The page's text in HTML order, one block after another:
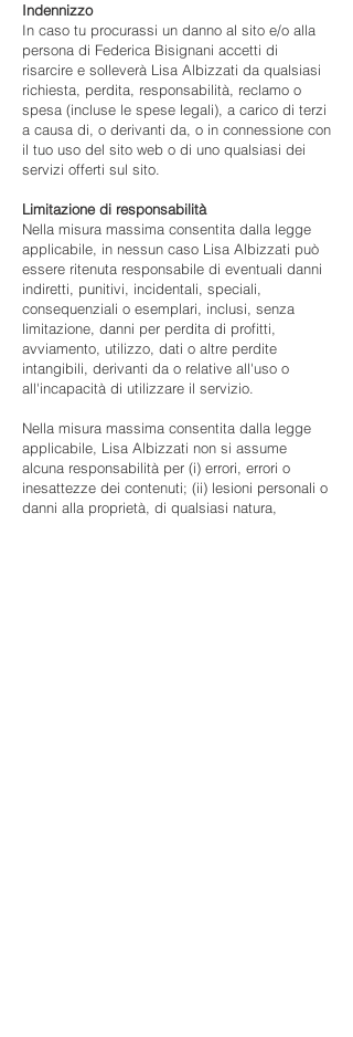
Indennizzo
In caso tu procurassi un danno al sito e/o alla
persona di Federica Bisignani accetti di
risarcire e solleverà Lisa Albizzati da qualsiasi
richiesta, perdita, responsabilità, reclamo o
spesa (incluse le spese legali), a carico di terzi
a causa di, o derivanti da, o in connessione con
il tuo uso del sito web o di uno qualsiasi dei
servizi offerti sul sito.
Limitazione di responsabilità
Nella misura massima consentita dalla legge
applicabile, in nessun caso Lisa Albizzati può
essere ritenuta responsabile di eventuali danni
indiretti, punitivi, incidentali, speciali,
consequenziali o esemplari, inclusi, senza
limitazione, danni per perdita di profitti,
avviamento, utilizzo, dati o altre perdite
intangibili, derivanti da o relative all'uso o
all'incapacità di utilizzare il servizio.
Nella misura massima consentita dalla legge
applicabile, Lisa Albizzati non si assume
alcuna responsabilità per (i) errori, errori o
inesattezze dei contenuti; (ii) lesioni personali o
danni alla proprietà, di qualsiasi natura,